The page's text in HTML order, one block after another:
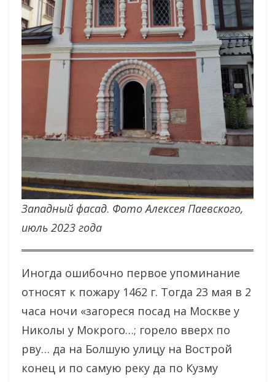
Западный фасад. Фото Алексея Паевского,
июль 2023 года
Иногда ошибочно первое упоминание
относят к пожару 1462 г. Тогда 23 мая в 2
часа ночи «загореся посад на Москве у
Николы у Мокрого…; горело вверх по
рву… да на Болшую улицу на Вострой
конец и по самую реку да по Кузму